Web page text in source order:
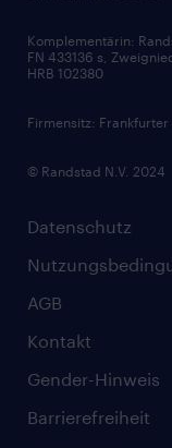
Soft Skills
Skills
Datenschutz
AGB
Kontakt
Gender-Hinweis
Barrierefreiheit
Komplementärin:
FN 433136 s,
HRB 102380
Firmensitz:
© Randstad N.V. 2024